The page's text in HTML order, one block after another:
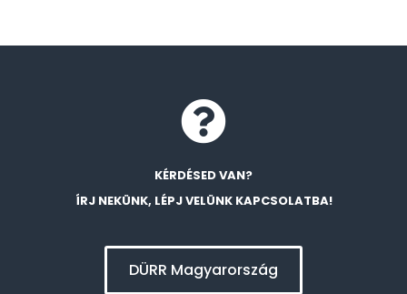
KÉRDÉSED VAN?
ÍRJ NEKÜNK, LÉPJ VELÜNK KAPCSOLATBA!
DÜRR Magyarország